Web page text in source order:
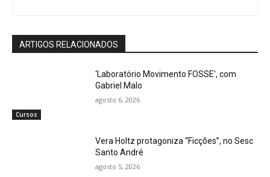
ARTIGOS RELACIONADOS
Cursos
‘Laboratório Movimento FOSSE’, com
Gabriel Malo
agosto 6, 2026
Vera Holtz protagoniza “Ficções”, no Sesc
Santo André
agosto 5, 2026